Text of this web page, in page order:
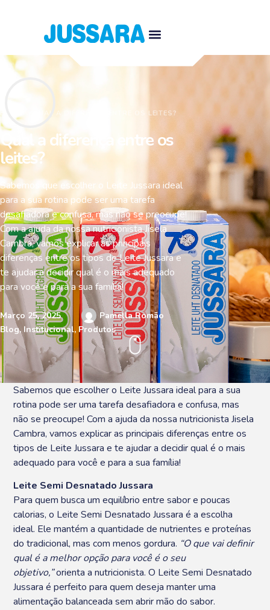
HOME QUAL A DIFERENÇA ENTRE OS LEITES?
Qual a diferença entre os
leites?
Sabemos que escolher o Leite Jussara ideal
para a sua rotina pode ser uma tarefa
desafiadora e confusa, mas não se preocupe!
Com a ajuda da nossa nutricionista Jisela
Cambra, vamos explicar as principais
diferenças entre os tipos de Leite Jussara e
te ajudar a decidir qual é o mais adequado
para você e para a sua família!
Março 25, 2025
Pamella Romão
Blog, Institucional, Produtos
Sabemos que escolher o Leite Jussara ideal para a sua
rotina pode ser uma tarefa desafiadora e confusa, mas
não se preocupe! Com a ajuda da nossa nutricionista Jisela
Cambra, vamos explicar as principais diferenças entre os
tipos de Leite Jussara e te ajudar a decidir qual é o mais
adequado para você e para a sua família!
Leite Semi Desnatado Jussara
Para quem busca um equilíbrio entre sabor e poucas
calorias, o Leite Semi Desnatado Jussara é a escolha
ideal. Ele mantém a quantidade de nutrientes e proteínas
do tradicional, mas com menos gordura. “O que vai definir
qual é a melhor opção para você é o seu
objetivo,”orienta a nutricionista. O Leite Semi Desnatado
Jussara é perfeito para quem deseja manter uma
alimentação balanceada sem abrir mão do sabor.